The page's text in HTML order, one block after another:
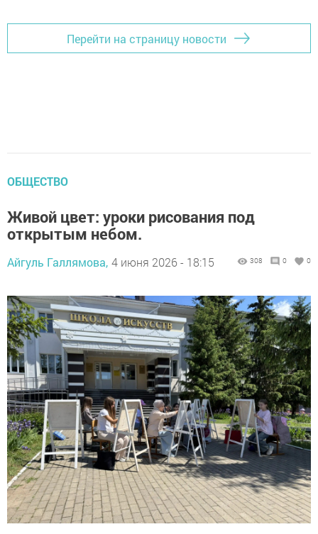
Перейти на страницу новости
ОБЩЕСТВО
Живой цвет: уроки рисования под
открытым небом.
Айгуль Галлямова, 4 июня 2026 - 18:15 308 0 0